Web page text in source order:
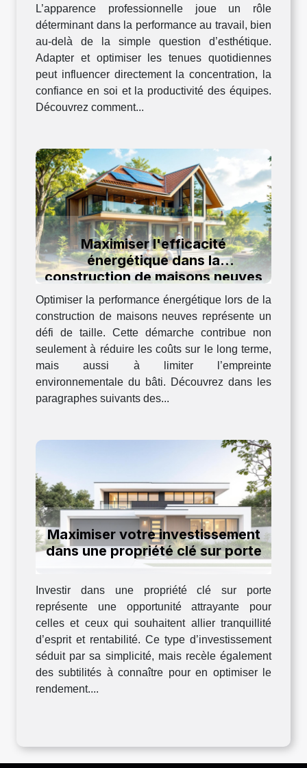
L’apparence professionnelle joue un rôle
déterminant dans la performance au travail, bien
au-delà de la simple question d’esthétique.
Adapter et optimiser les tenues quotidiennes
peut influencer directement la concentration, la
confiance en soi et la productivité des équipes.
Découvrez comment...
Maximiser l'efficacité
énergétique dans la
construction de maisons neuves
Optimiser la performance énergétique lors de la
construction de maisons neuves représente un
défi de taille. Cette démarche contribue non
seulement à réduire les coûts sur le long terme,
mais aussi à limiter l’empreinte
environnementale du bâti. Découvrez dans les
paragraphes suivants des...
Maximiser votre investissement
dans une propriété clé sur porte
Investir dans une propriété clé sur porte
représente une opportunité attrayante pour
celles et ceux qui souhaitent allier tranquillité
d’esprit et rentabilité. Ce type d’investissement
séduit par sa simplicité, mais recèle également
des subtilités à connaître pour en optimiser le
rendement....